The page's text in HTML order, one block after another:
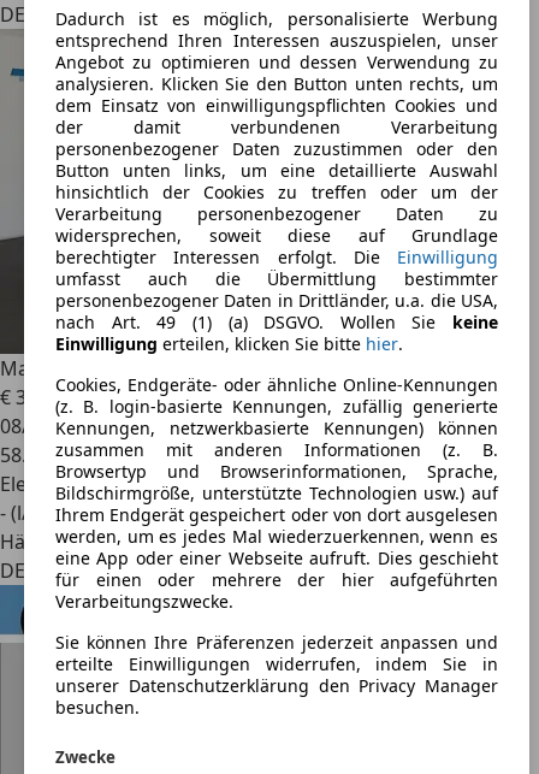
Dadurch ist es möglich, personalisierte Werbung
entsprechend Ihren Interessen auszuspielen, unser
Angebot zu optimieren und dessen Verwendung zu
analysieren. Klicken Sie den Button unten rechts, um
dem Einsatz von einwilligungspflichten Cookies und
der damit verbundenen Verarbeitung
personenbezogener Daten zuzustimmen oder den
Button unten links, um eine detaillierte Auswahl
hinsichtlich der Cookies zu treffen oder um der
Verarbeitung personenbezogener Daten zu
widersprechen, soweit diese auf Grundlage
berechtigter Interessen erfolgt. Die Einwilligung
umfasst auch die Übermittlung bestimmter
personenbezogener Daten in Drittländer, u.a. die USA,
nach Art. 49 (1) (a) DSGVO. Wollen Sie keine
Einwilligung erteilen, klicken Sie bitte hier.
Cookies, Endgeräte- oder ähnliche Online-Kennungen
(z. B. login-basierte Kennungen, zufällig generierte
Kennungen, netzwerkbasierte Kennungen) können
zusammen mit anderen Informationen (z. B.
Browsertyp und Browserinformationen, Sprache,
Bildschirmgröße, unterstützte Technologien usw.) auf
Ihrem Endgerät gespeichert oder von dort ausgelesen
werden, um es jedes Mal wiederzuerkennen, wenn es
eine App oder einer Webseite aufruft. Dies geschieht
für einen oder mehrere der hier aufgeführten
Verarbeitungszwecke.
Sie können Ihre Präferenzen jederzeit anpassen und
erteilte Einwilligungen widerrufen, indem Sie in
unserer Datenschutzerklärung den Privacy Manager
besuchen.
Zwecke
DE 31789
Mazda CX-60
€ 34.5451
08/2023
58.486 km
Elektro/Benzin
- (l/100 km)
Händler
DE 22457